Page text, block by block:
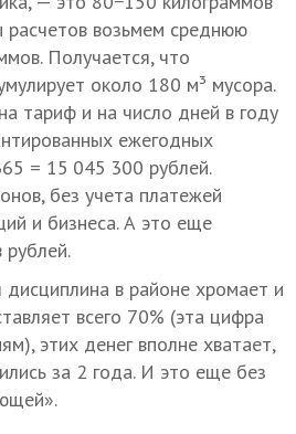
расчетов возьмем среднюю
Получается, что
около 180 м³ мусора.
тариф и на число дней в году
ежегодных
= 15 045 300 рублей.
без учета платежей
и бизнеса. А это еще
в районе хромает и
всего 70% (эта цифра
этих денег вполне хватает,
за 2 года. И это еще без